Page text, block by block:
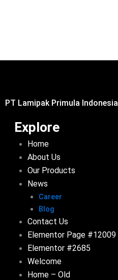
PT Lamipak Primula Indonesia
Explore
Home
About Us
Our Products
News
Career
Blog
Contact Us
Elementor Page #12009
Elementor #2685
Welcome
Home – Old